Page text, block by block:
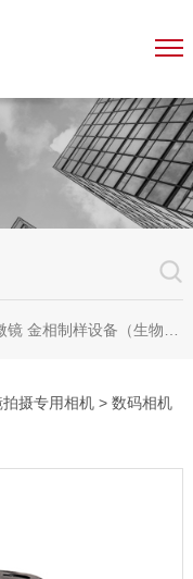
码显微镜、荧光显微镜、显微成像系统、显微图像分析软件、显微镜配件等等
拍摄专用相机 >数码相机